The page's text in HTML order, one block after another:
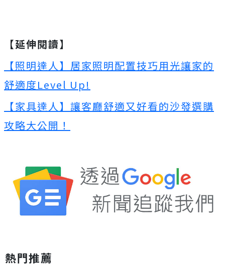
【延伸閱讀】
【照明達人】居家照明配置技巧用光讓家的
舒適度Level Up!
【家具達人】讓客廳舒適又好看的沙發選購
攻略大公開！
熱門推薦